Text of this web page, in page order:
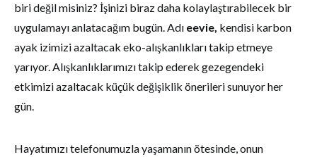
biri değil misiniz? İşinizi biraz daha kolaylaştırabilecek bir
uygulamayı anlatacağım bugün. Adı eevie, kendisi karbon
ayak izimizi azaltacak eko-alışkanlıkları takip etmeye
yarıyor. Alışkanlıklarımızı takip ederek gezegendeki
etkimizi azaltacak küçük değişiklik önerileri sunuyor her
gün.
Hayatımızı telefonumuzla yaşamanın ötesinde, onun